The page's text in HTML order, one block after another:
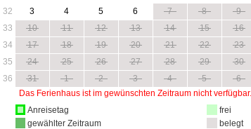
32
3 4 5 6 7 8
9
33
10 11 12 13 14 15
16
34
17 18 19 20 21 22
23
35
24 25 26 27 28 29
30
36
31 1 2 3 4 5
6
Das Ferienhaus ist im gewünschten Zeitraum nicht verfügbar.
Anreisetag
gewählter Zeitraum
frei
belegt